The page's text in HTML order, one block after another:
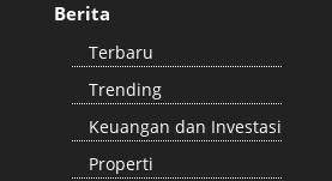
Berita
Terbaru
Trending
Keuangan dan Investasi
Properti